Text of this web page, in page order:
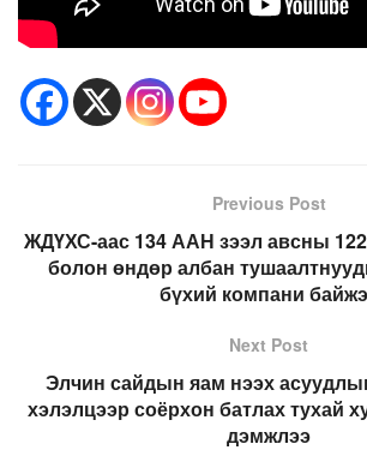
Previous Post
ЖДҮХС-аас 134 ААН зээл авсны
болон өндөр албан
бүхий компани
Next Post
Элчин сайдын яам нээх
хэлэлцээр соёрхон батлах тухай
дэмжлээ